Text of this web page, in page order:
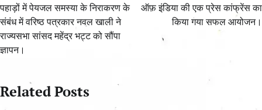
पहाड़ों में पेयजल समस्या के निराकरण के
संबंध में वरिष्ठ पत्रकार नवल खाली ने
राज्यसभा सांसद महेंद्र भट्ट को सौंपा
ज्ञापन।
ऑफ़ इंडिया की एक प्रेस कांफ्रेंस का
किया गया सफल आयोजन।
Related Posts